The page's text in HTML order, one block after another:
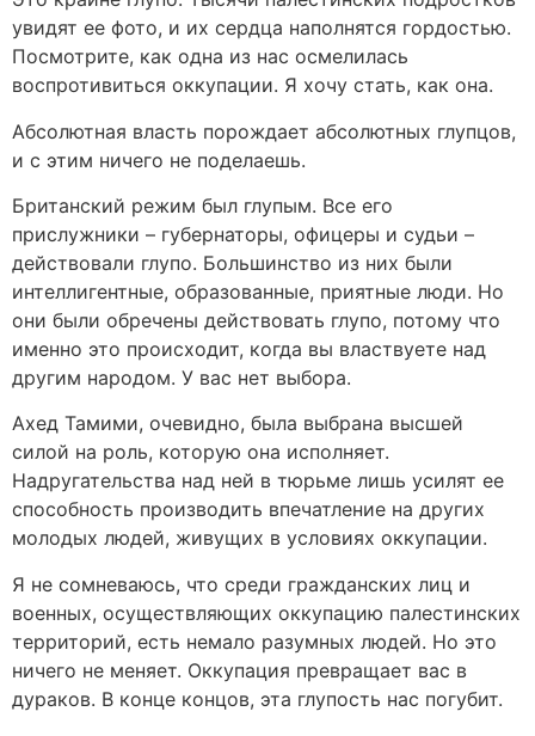
увидят ее фото, и их сердца наполнятся гордостью.
Посмотрите, как одна из нас осмелилась
воспротивиться оккупации. Я хочу стать, как она.
Абсолютная власть порождает абсолютных глупцов,
и с этим ничего не поделаешь.
Британский режим был глупым. Все его
прислужники – губернаторы, офицеры и судьи –
действовали глупо. Большинство из них были
интеллигентные, образованные, приятные люди. Но
они были обречены действовать глупо, потому что
именно это происходит, когда вы властвуете над
другим народом. У вас нет выбора.
Ахед Тамими, очевидно, была выбрана высшей
силой на роль, которую она исполняет.
Надругательства над ней в тюрьме лишь усилят ее
способность производить впечатление на других
молодых людей, живущих в условиях оккупации.
Я не сомневаюсь, что среди гражданских лиц и
военных, осуществляющих оккупацию палестинских
территорий, есть немало разумных людей. Но это
ничего не меняет. Оккупация превращает вас в
дураков. В конце концов, эта глупость нас погубит.